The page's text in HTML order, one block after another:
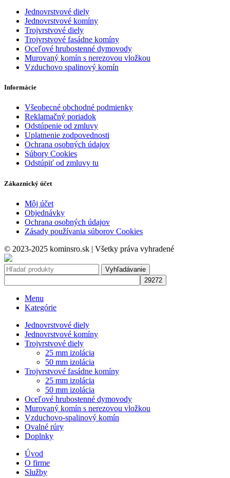
Jednovrstvové diely
Jednovrstvové komíny
Trojvrstvové diely
Trojvrstvové fasádne komíny
Oceľové hrubostenné dymovody
Murovaný komín s nerezovou vložkou
Vzduchovo spalinový komín
Informácie
Všeobecné obchodné podmienky
Reklamačný poriadok
Odstúpenie od zmluvy
Uplatnenie zodpovednosti
Ochrana osobných údajov
Súbory Cookies
Odstúpiť od zmluvy tu
Zákaznický účet
Môj účet
Objednávky
Ochrana osobných údajov
Zásady používania súborov Cookies
© 2023-2025 kominsro.sk | Všetky práva vyhradené
Vyhľadávanie
Menu
Kategórie
Jednovrstvové diely
Jednovrstvové komíny
Trojvrstvové diely
25 mm izolácia
50 mm izolácia
Trojvrstvové fasádne komíny
25 mm izolácia
50 mm izolácia
Oceľové hrubostenné dymovody
Murovaný komín s nerezovou vložkou
Vzduchovo-spalinový komín
Ovalné rúry
Doplnky
Úvod
O firme
Služby